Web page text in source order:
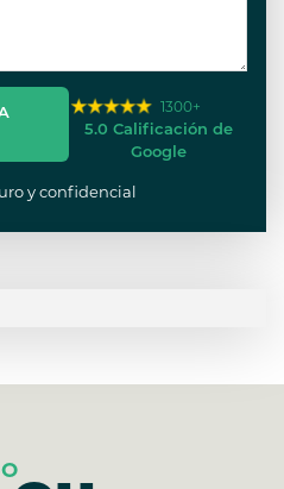
1300+
5.0 Calificación de
Google
y confidencial